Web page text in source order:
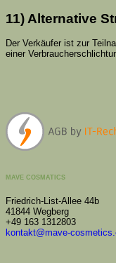
11) Alternative
Der Verkäufer ist zur
einer
MAVE COSMATICS
Friedrich-List-Allee 44b
41844 Wegberg
+49 163 1312803
kontakt@mave-